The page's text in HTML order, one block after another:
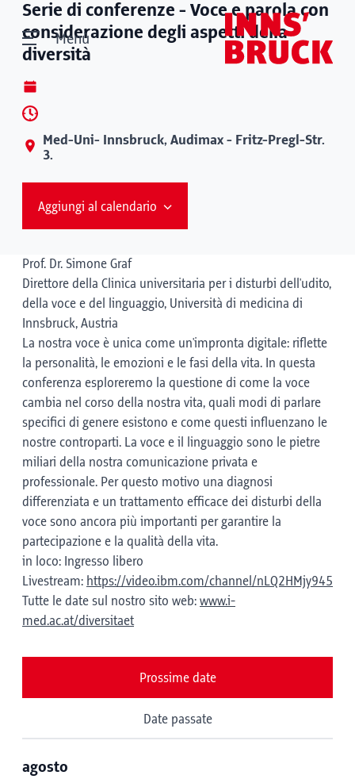
Menù
Serie di conferenze - Voce e parola con
considerazione degli aspetti della
diversità
Med-Uni- Innsbruck, Audimax - Fritz-Pregl-Str.
3.
Aggiungi al calendario
Prof. Dr. Simone Graf
Direttore della Clinica universitaria per i disturbi dell'udito,
della voce e del linguaggio, Università di medicina di
Innsbruck, Austria
La nostra voce è unica come un'impronta digitale: riflette
la personalità, le emozioni e le fasi della vita. In questa
conferenza esploreremo la questione di come la voce
cambia nel corso della nostra vita, quali modi di parlare
specifici di genere esistono e come questi influenzano le
nostre controparti. La voce e il linguaggio sono le pietre
miliari della nostra comunicazione privata e
professionale. Per questo motivo una diagnosi
differenziata e un trattamento efficace dei disturbi della
voce sono ancora più importanti per garantire la
partecipazione e la qualità della vita.
in loco: Ingresso libero
Livestream: https://video.ibm.com/channel/nLQ2HMjy945
Tutte le date sul nostro sito web: www.i-
med.ac.at/diversitaet
Prossime date
Date passate
agosto